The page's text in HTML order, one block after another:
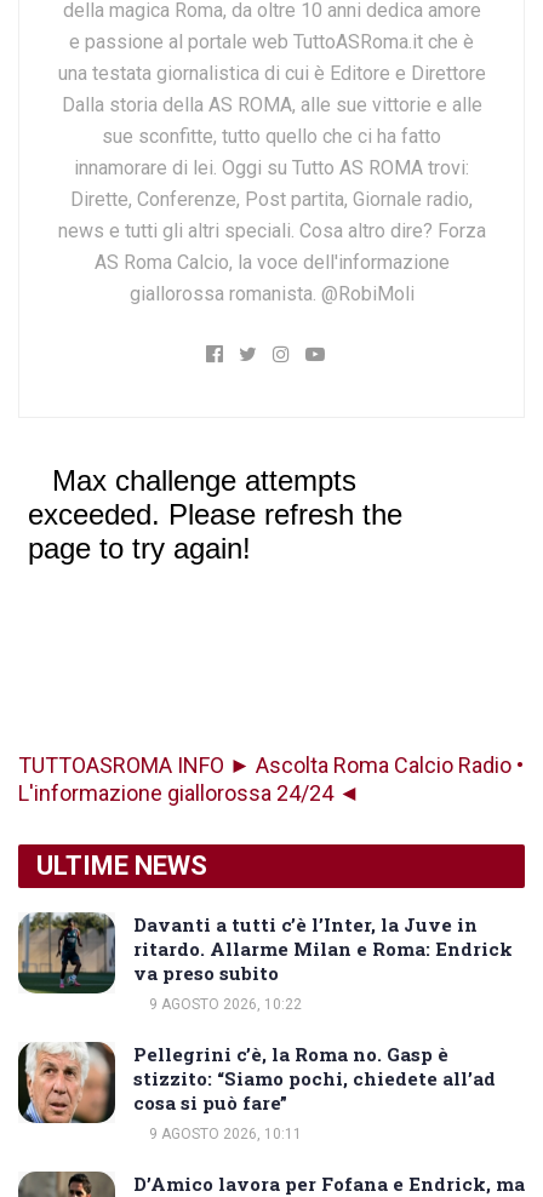
della magica Roma, da oltre 10 anni dedica amore
e passione al portale web TuttoASRoma.it che è
una testata giornalistica di cui è Editore e Direttore
Dalla storia della AS ROMA, alle sue vittorie e alle
sue sconfitte, tutto quello che ci ha fatto
innamorare di lei. Oggi su Tutto AS ROMA trovi:
Dirette, Conferenze, Post partita, Giornale radio,
news e tutti gli altri speciali. Cosa altro dire? Forza
AS Roma Calcio, la voce dell'informazione
giallorossa romanista. @RobiMoli
TUTTOASROMA INFO ► Ascolta Roma Calcio Radio •
L'informazione giallorossa 24/24 ◄
ULTIME NEWS
Davanti a tutti c’è l’Inter, la Juve in
ritardo. Allarme Milan e Roma: Endrick
va preso subito
9 AGOSTO 2026, 10:22
Pellegrini c’è, la Roma no. Gasp è
stizzito: “Siamo pochi, chiedete all’ad
cosa si può fare”
9 AGOSTO 2026, 10:11
D’Amico lavora per Fofana e Endrick, ma